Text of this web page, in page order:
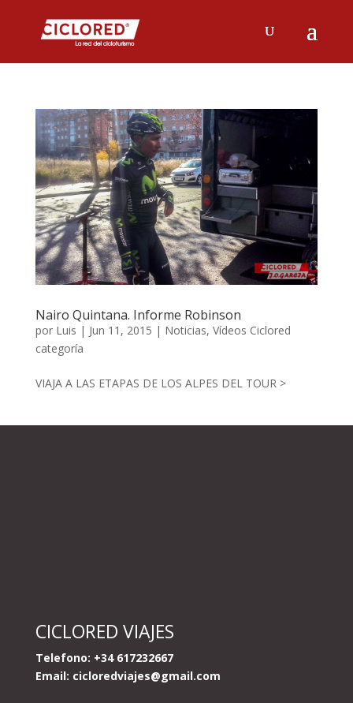
Nairo Quintana. Informe Robinson
por Luis | Jun 11, 2015 | Noticias, Vídeos Ciclored
categoría
VIAJA A LAS ETAPAS DE LOS ALPES DEL TOUR >
CICLORED VIAJES
Telefono: +34 617232667
Email: cicloredviajes@gmail.com